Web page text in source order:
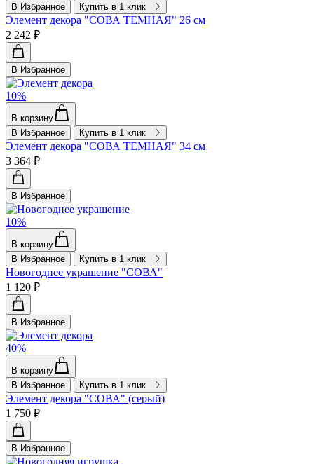
В Избранное
Купить в 1 клик
Элемент декора "СОВА ТЕМНАЯ" 26 см
2 242 ₽
В Избранное
10%
В корзину
В Избранное
Купить в 1 клик
Элемент декора "СОВА ТЕМНАЯ" 34 см
3 364 ₽
В Избранное
10%
В корзину
В Избранное
Купить в 1 клик
Новогоднее украшение "СОВА"
1 120 ₽
В Избранное
40%
В корзину
В Избранное
Купить в 1 клик
Элемент декора "СОВА" (серый)
1 750 ₽
В Избранное